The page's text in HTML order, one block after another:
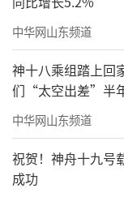
工作。
效率提
飞跃”。当1名
时，这对于
集，“高人效”
无疑打开了新
密度或将发生
中华网山东频道
神十八乘组踏上回
们“太空出差”半
中华网山东频道
祝贺！神舟十九号
成功